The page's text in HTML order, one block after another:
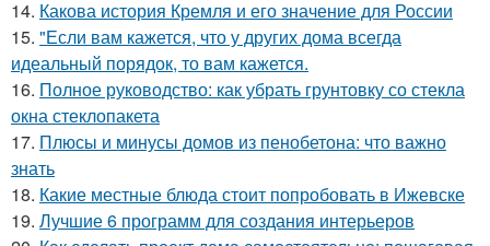
14. Какова история Кремля и его значение для России
15. "Если вам кажется, что у других дома всегда
идеальный порядок, то вам кажется.
16. Полное руководство: как убрать грунтовку со стекла
окна стеклопакета
17. Плюсы и минусы домов из пенобетона: что важно
знать
18. Какие местные блюда стоит попробовать в Ижевске
19. Лучшие 6 программ для создания интерьеров